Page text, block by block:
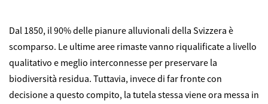
Dal 1850, il 90% delle pianure alluvionali della Svizzera è
scomparso. Le ultime aree rimaste vanno riqualificate a livello
qualitativo e meglio interconnesse per preservare la
biodiversità residua. Tuttavia, invece di far fronte con
decisione a questo compito, la tutela stessa viene ora messa in